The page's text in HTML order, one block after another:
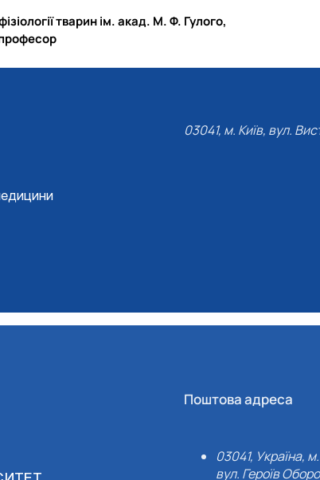
тварин ім. акад. М. Ф. Гулого,
03041, м. Київ, вул.
Поштова адреса
03041, Україна,
вул. Героїв